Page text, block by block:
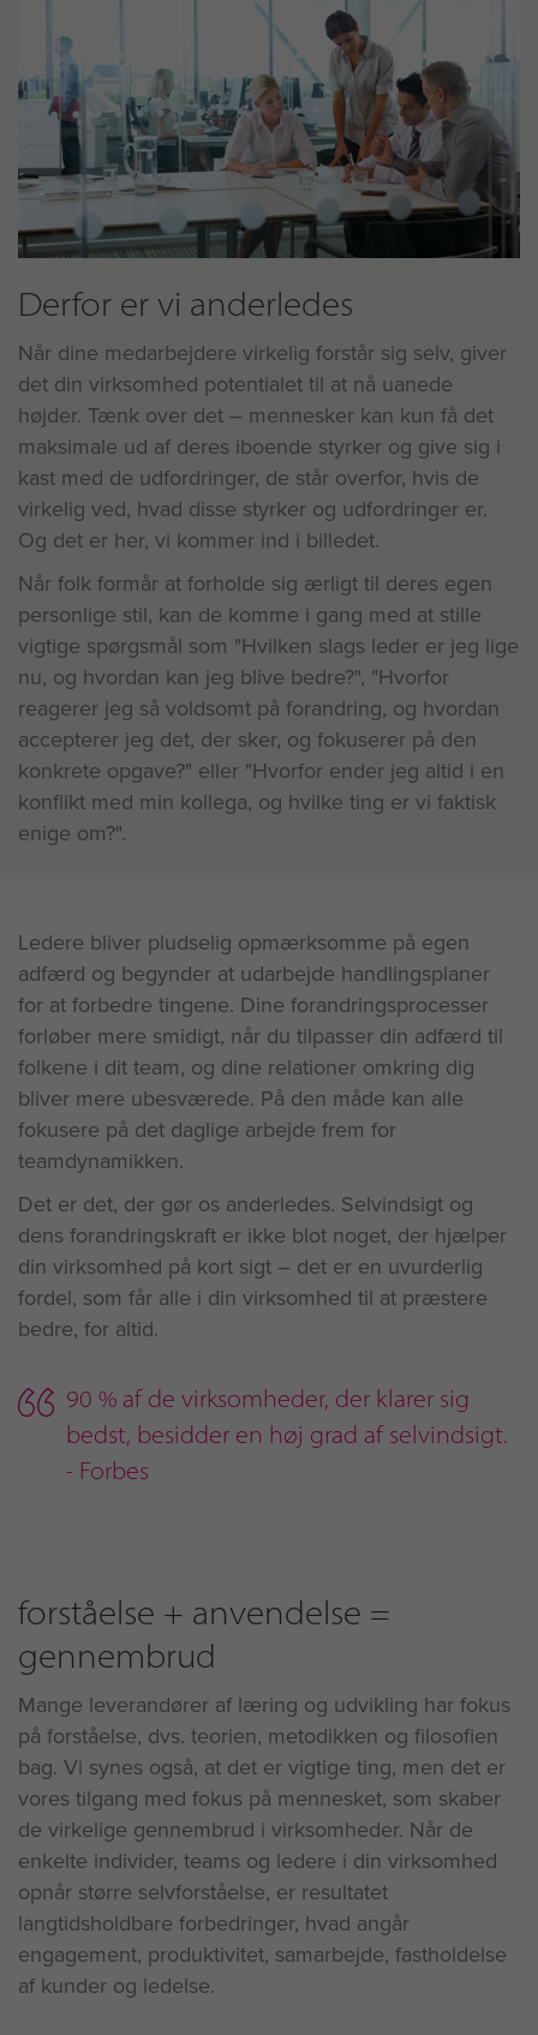
Derfor er vi anderledes
Når dine medarbejdere virkelig forstår sig selv, giver
det din virksomhed potentialet til at nå uanede
højder. Tænk over det – mennesker kan kun få det
maksimale ud af deres iboende styrker og give sig i
kast med de udfordringer, de står overfor, hvis de
virkelig ved, hvad disse styrker og udfordringer er.
Og det er her, vi kommer ind i billedet.
Når folk formår at forholde sig ærligt til deres egen
personlige stil, kan de komme i gang med at stille
vigtige spørgsmål som "Hvilken slags leder er jeg lige
nu, og hvordan kan jeg blive bedre?", "Hvorfor
reagerer jeg så voldsomt på forandring, og hvordan
accepterer jeg det, der sker, og fokuserer på den
konkrete opgave?" eller "Hvorfor ender jeg altid i en
konflikt med min kollega, og hvilke ting er vi faktisk
enige om?".
Ledere bliver pludselig opmærksomme på egen
adfærd og begynder at udarbejde handlingsplaner
for at forbedre tingene. Dine forandringsprocesser
forløber mere smidigt, når du tilpasser din adfærd til
folkene i dit team, og dine relationer omkring dig
bliver mere ubesværede. På den måde kan alle
fokusere på det daglige arbejde frem for
teamdynamikken.
Det er det, der gør os anderledes. Selvindsigt og
dens forandringskraft er ikke blot noget, der hjælper
din virksomhed på kort sigt – det er en uvurderlig
fordel, som får alle i din virksomhed til at præstere
bedre, for altid.
90 % af de virksomheder, der klarer sig
bedst, besidder en høj grad af selvindsigt.
- Forbes
forståelse + anvendelse =
gennembrud
Mange leverandører af læring og udvikling har fokus
på forståelse, dvs. teorien, metodikken og filosofien
bag. Vi synes også, at det er vigtige ting, men det er
vores tilgang med fokus på mennesket, som skaber
de virkelige gennembrud i virksomheder. Når de
enkelte individer, teams og ledere i din virksomhed
opnår større selvforståelse, er resultatet
langtidsholdbare forbedringer, hvad angår
engagement, produktivitet, samarbejde, fastholdelse
af kunder og ledelse.